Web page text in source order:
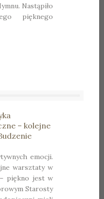
Nastąpiło
pięknego
– kolejne
emocji.
warsztaty w
– piękno jest w
Starosty